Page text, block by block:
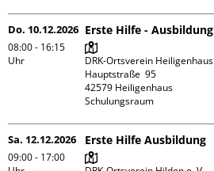
Do. 10.12.2026
08:00 - 16:15
Uhr
Erste Hilfe - Ausbildung
DRK-Ortsverein Heiligenhaus
Hauptstraße  95
42579 Heiligenhaus
Schulungsraum
Sa. 12.12.2026
09:00 - 17:00
Erste Hilfe Ausbildung